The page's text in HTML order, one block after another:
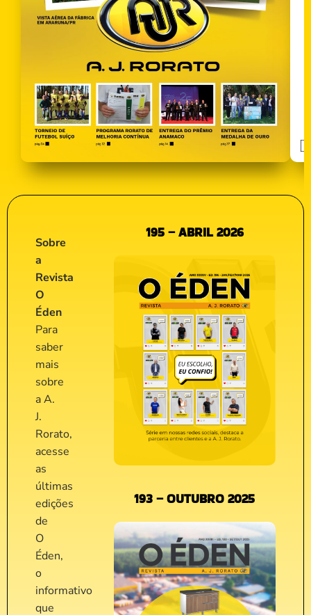
Sobre
a
Revista
O
Éden
Para
saber
mais
sobre
a A.
J.
Rorato,
acesse
as
últimas
edições
de
O
Éden,
o
informativo
que
195 – ABRIL 2026
193 – OUTUBRO 2025